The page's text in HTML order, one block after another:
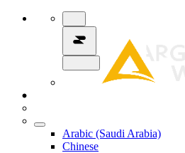
Arabic (Saudi Arabia)
Chinese